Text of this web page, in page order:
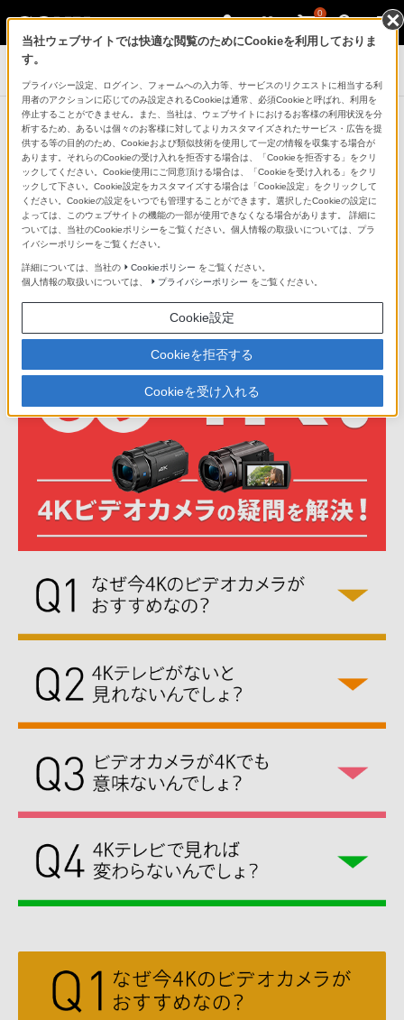
0
デジタルビデオカメラ ハンディカム
当社ウェブサイトでは快適な閲覧のためにCookieを利用しておりま
す。
プライバシー設定、ログイン、フォームへの入力等、サービスのリクエストに相当する利
用者のアクションに応じてのみ設定されるCookieは通常、必須Cookieと呼ばれ、利用を
停止することができません。また、当社は、ウェブサイトにおけるお客様の利用状況を分
析するため、あるいは個々のお客様に対してよりカスタマイズされたサービス・広告を提
供する等の目的のため、Cookieおよび類似技術を使用して一定の情報を収集する場合が
あります。それらのCookieの受け入れを拒否する場合は、「Cookieを拒否する」をクリ
ックしてください。Cookie使用にご同意頂ける場合は、「Cookieを受け入れる」をクリ
ックして下さい。Cookie設定をカスタマイズする場合は「Cookie設定」をクリックして
ください。Cookieの設定をいつでも管理することができます。選択したCookieの設定に
よっては、このウェブサイトの機能の一部が使用できなくなる場合があります。 詳細に
ついては、当社のCookieポリシーをご覧ください。個人情報の取扱いについては、プラ
イバシーポリシーをご覧ください。
詳細については、当社の Cookieポリシー をご覧ください。
個人情報の取扱いについては、
プライバシーポリシー をご覧ください。
Cookie設定
Cookieを拒否する
Cookieを受け入れる